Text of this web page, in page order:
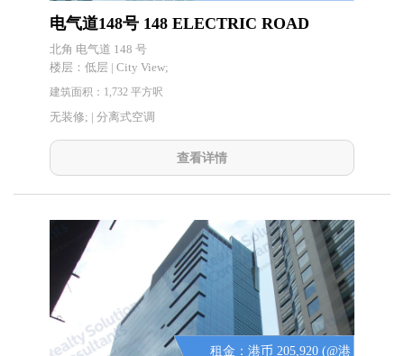
电气道148号 148 ELECTRIC ROAD
北角 电气道 148 号
楼层： 低层 | City View;
建筑面积：1,732 平方呎
无装修; | 分离式空调
查看详情
租金：港币 205,920 (@港